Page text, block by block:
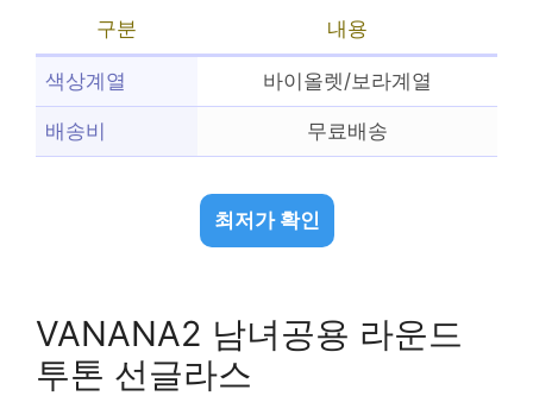
구분 내용
색상계열 바이올렛/보라계열
배송비 무료배송
최저가 확인
VANANA2 남녀공용 라운드
투톤 선글라스